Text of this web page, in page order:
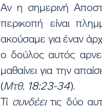
Αν η σημερινή
περικοπή είναι
ακούσαμε για έναν
ο δούλος αυτός
μαθαίνει για την
(Μτθ. 18:23-34).
Τί συνδέει τις δύο